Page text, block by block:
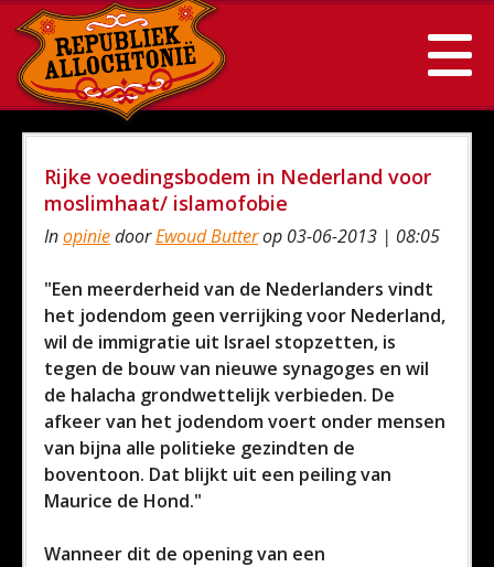
Rijke voedingsbodem in Nederland voor
moslimhaat/ islamofobie
InopiniedoorEwoud Butterop 03-06-2013 | 08:05
"Een meerderheid van de Nederlanders vindt
het jodendom geen verrijking voor Nederland,
wil de immigratie uit Israel stopzetten, is
tegen de bouw van nieuwe synagoges en wil
de halacha grondwettelijk verbieden. De
afkeer van het jodendom voert onder mensen
van bijna alle politieke gezindten de
boventoon. Dat blijkt uit een peiling van
Maurice de Hond."
Wanneer dit de opening van een